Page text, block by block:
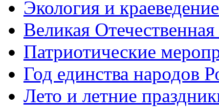
Экология и краеведение
Великая
Патриотические
Год единства народов
Лето и летние